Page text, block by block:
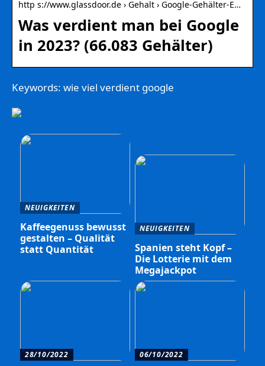
http s://www.glassdoor.de › Gehalt › Google-Gehälter-E…
Was verdient man bei Google
in 2023? (66.083 Gehälter)
Keywords: wie viel verdient google
NEUIGKEITEN
Kaffeegenuss bewusst
gestalten – Qualität
statt Quantität
NEUIGKEITEN
Spanien steht Kopf –
Die Lotterie mit dem
Megajackpot
28/10/2022 06/10/2022